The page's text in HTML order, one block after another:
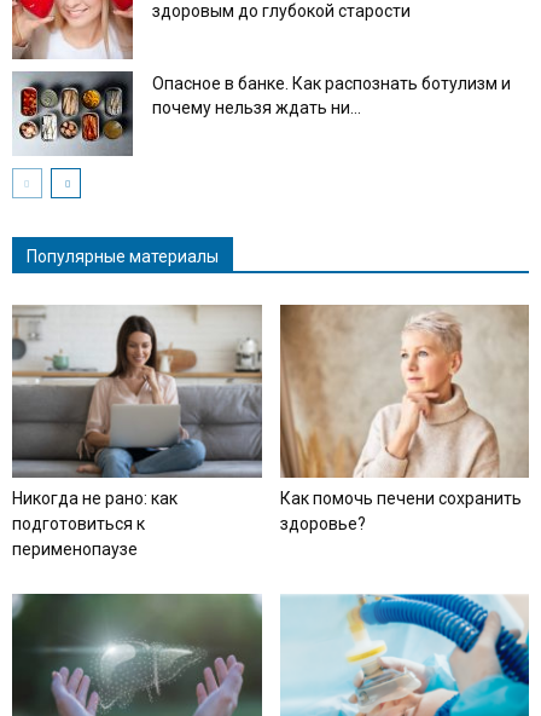
здоровым до глубокой старости
Опасное в банке. Как распознать ботулизм и
почему нельзя ждать ни...
Популярные материалы
Никогда не рано: как
подготовиться к
перименопаузе
Как помочь печени сохранить
здоровье?